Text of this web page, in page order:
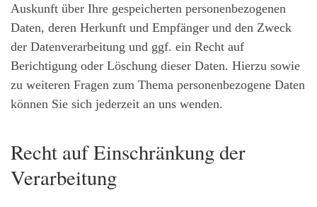
Auskunft über Ihre gespeicherten personenbezogenen
Daten, deren Herkunft und Empfänger und den Zweck
der Datenverarbeitung und ggf. ein Recht auf
Berichtigung oder Löschung dieser Daten. Hierzu sowie
zu weiteren Fragen zum Thema personenbezogene Daten
können Sie sich jederzeit an uns wenden.
Recht auf Einschränkung der
Verarbeitung